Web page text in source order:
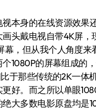
视本身的在线资源效果
头戴电视自带4K屏，
幕，但从我个人角度来
1080P的屏幕组成的
于那些传统的2K一体
好。而之所以单眼
大多数电影原盘均是